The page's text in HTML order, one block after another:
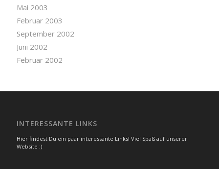
Mai 2003
Februar 2003
September 2002
Juni 2002
Februar 2002
INTERESSANTE LINKS
Hier findest Du ein paar interessante Links! Viel Spaß auf unserer
Website :)